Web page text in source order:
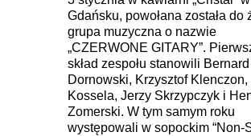
Gdańsku, powołana została do
grupa muzyczna o nazwie
„CZERWONE GITARY”.
skład zespołu stanowili Bernard
Dornowski, Krzysztof Klenczon,
Kossela, Jerzy Skrzypczyk i
Zomerski. W tym samym roku
występowali w sopockim “Non-